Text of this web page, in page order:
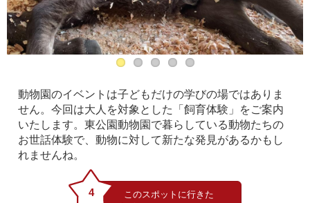
動物園のイベントは子どもだけの学びの場ではありま
せん。今回は大人を対象とした「飼育体験」をご案内
いたします。東公園動物園で暮らしている動物たちの
お世話体験で、動物に対して新たな発見があるかもし
れませんね。
4